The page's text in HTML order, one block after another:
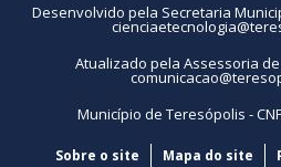
Desenvolvido pela Secretaria
Atualizado pela Assessoria
Município de Teresópolis -
Sobre o site Mapa do site